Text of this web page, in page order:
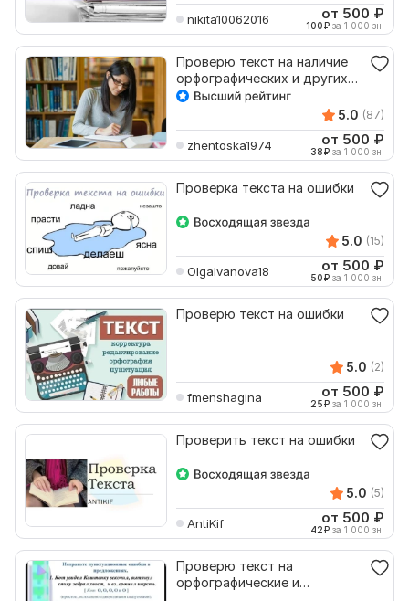
nikita10062016 от 500 ₽
100₽ за 1 000 зн.
Проверю текст на наличие
орфографических и других
ошибок и исправлю
5.0 (87)
zhentoska1974 от 500 ₽
38₽ за 1 000 зн.
Проверка текста на ошибки
5.0 (15)
OlgaIvanova18 от 500 ₽
50₽ за 1 000 зн.
Проверю текст на ошибки
5.0 (2)
fmenshagina от 500 ₽
25₽ за 1 000 зн.
Проверить текст на ошибки
5.0 (5)
AntiKif от 500 ₽
42₽ за 1 000 зн.
Проверю текст на
орфографические и